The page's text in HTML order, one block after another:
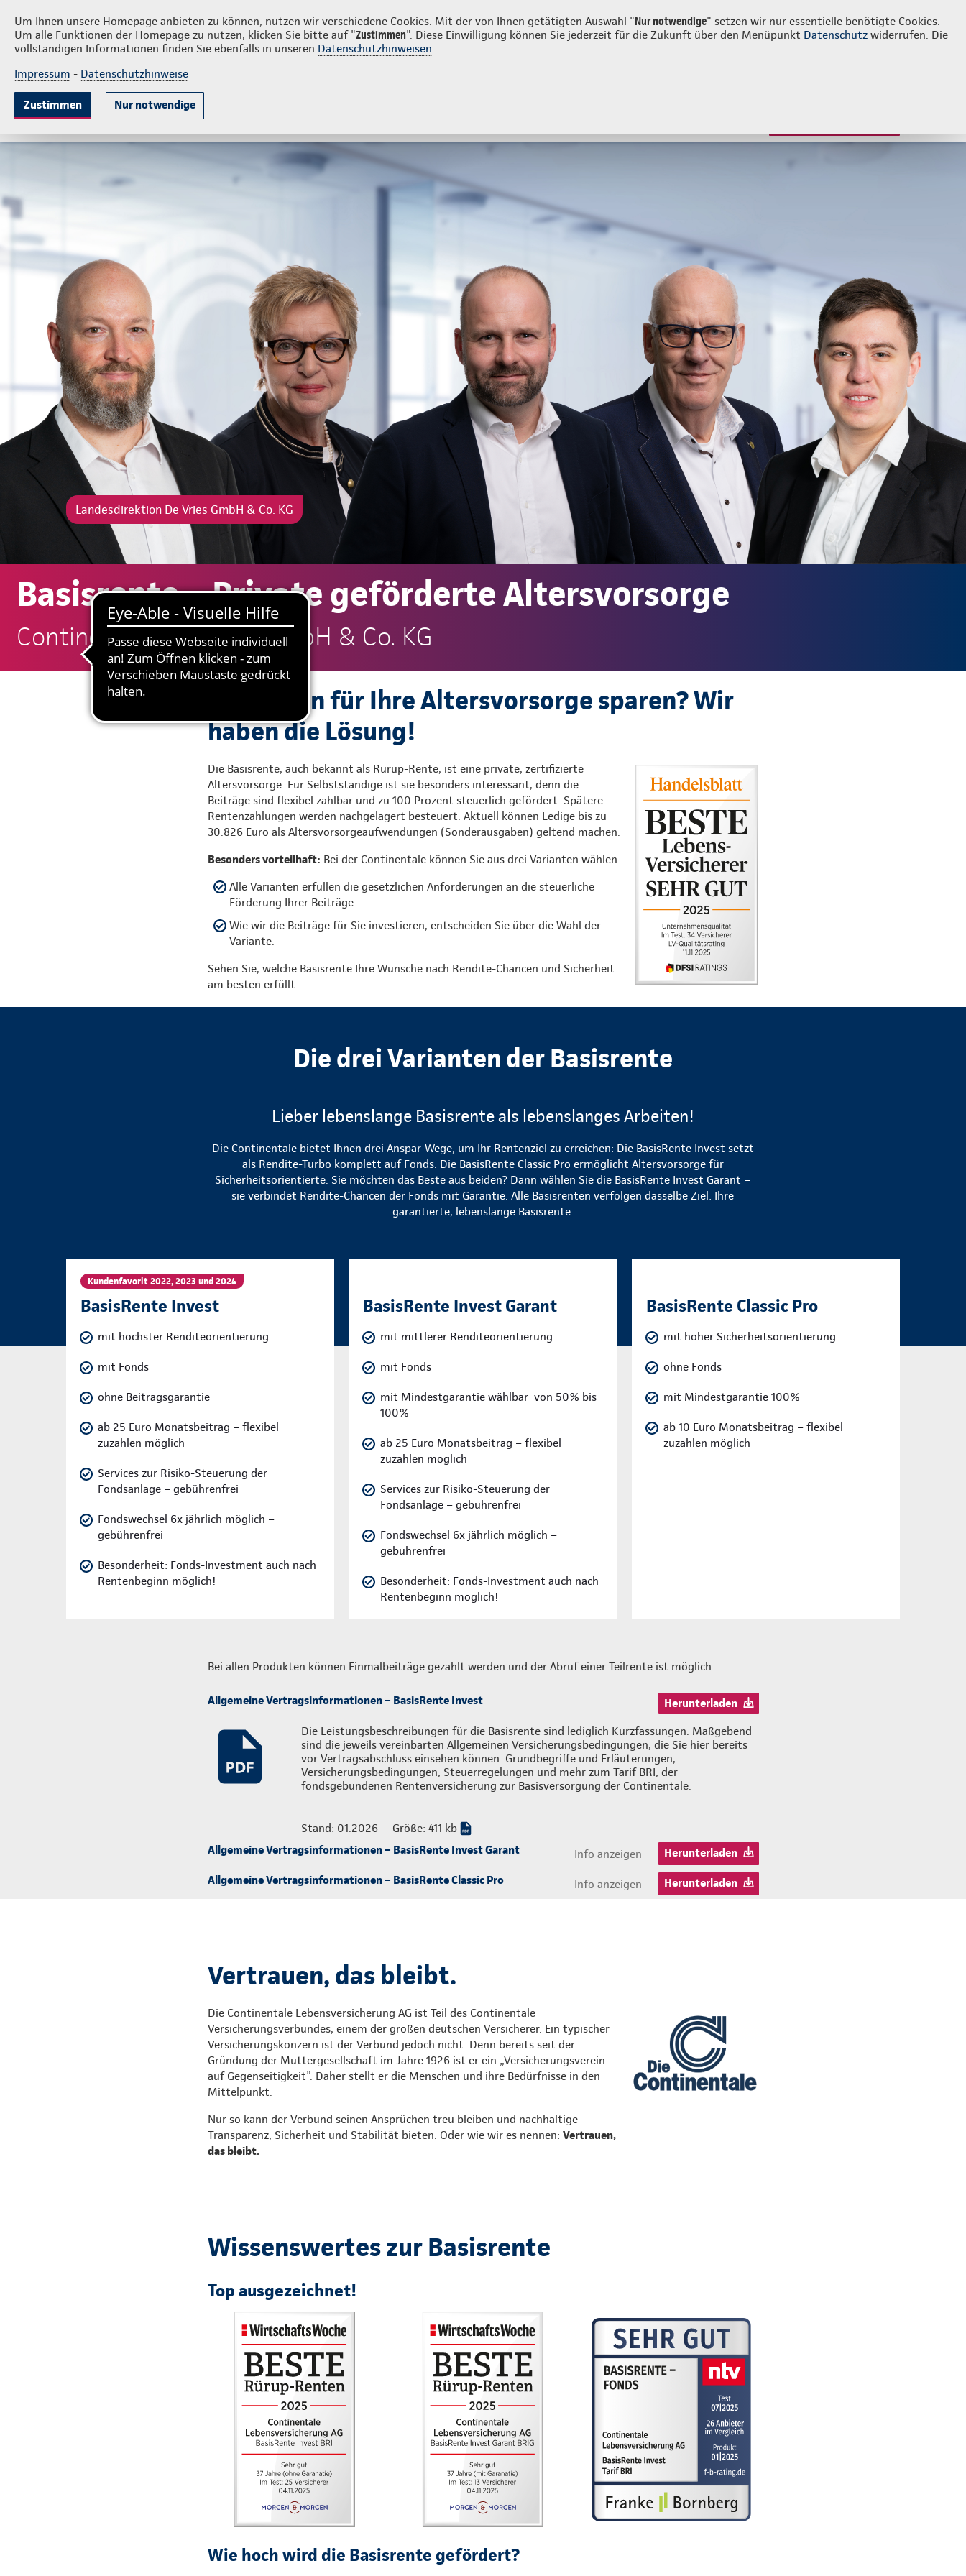
Um Ihnen unsere Homepage anbieten zu können, nutzen wir verschiedene Cookies. Mit der von Ihnen getätigten Auswahl "Nur notwendige" setzen wir nur essentielle benötigte Cookies.
Um alle Funktionen der Homepage zu nutzen, klicken Sie bitte auf "Zustimmen". Diese Einwilligung können Sie jederzeit für die Zukunft über den Menüpunkt Datenschutz widerrufen. Die
vollständigen Informationen finden Sie ebenfalls in unseren Datenschutzhinweisen.
Impressum - Datenschutzhinweise
Zustimmen Nur notwendige
De Vries GmbH & Co. KG PrivatkundenFirmenkunden Login Kontakt 05032 9192560
KrankenversicherungLebensversicherung
Landesdirektion De Vries GmbH & Co. KG
Basisrente – Private geförderte Altersvorsorge
Continentale: De Vries GmbH & Co. KG
Sie wollen für Ihre Altersvorsorge sparen? Wir
haben die Lösung!
Die Basisrente, auch bekannt als Rürup-Rente, ist eine private, zertifizierte
Altersvorsorge. Für Selbstständige ist sie besonders interessant, denn die
Beiträge sind flexibel zahlbar und zu 100 Prozent steuerlich gefördert. Spätere
Rentenzahlungen werden nachgelagert besteuert. Aktuell können Ledige bis zu
30.826 Euro als Altersvorsorgeaufwendungen (Sonderausgaben) geltend machen.
Besonders vorteilhaft: Bei der Continentale können Sie aus drei Varianten wählen.
Alle Varianten erfüllen die gesetzlichen Anforderungen an die steuerliche
Förderung Ihrer Beiträge.
Wie wir die Beiträge für Sie investieren, entscheiden Sie über die Wahl der
Variante.
Sehen Sie, welche Basisrente Ihre Wünsche nach Rendite-Chancen und Sicherheit
am besten erfüllt.
Die drei Varianten der Basisrente
Lieber lebenslange Basisrente als lebenslanges Arbeiten!
Die Continentale bietet Ihnen drei Anspar-Wege, um Ihr Rentenziel zu erreichen: Die BasisRente Invest setzt
als Rendite-Turbo komplett auf Fonds. Die BasisRente Classic Pro ermöglicht Altersvorsorge für
Sicherheitsorientierte. Sie möchten das Beste aus beiden? Dann wählen Sie die BasisRente Invest Garant –
sie verbindet Rendite-Chancen der Fonds mit Garantie. Alle Basisrenten verfolgen dasselbe Ziel: Ihre
garantierte, lebenslange Basisrente.
Kundenfavorit 2022, 2023 und 2024
BasisRente Invest
mit höchster Renditeorientierung
mit Fonds
ohne Beitragsgarantie
ab 25 Euro Monatsbeitrag – flexibel
zuzahlen möglich
Services zur Risiko-Steuerung der
Fondsanlage – gebührenfrei
Fondswechsel 6x jährlich möglich –
gebührenfrei
Besonderheit: Fonds-Investment auch nach
Rentenbeginn möglich!
BasisRente Invest Garant
mit mittlerer Renditeorientierung
mit Fonds
mit Mindestgarantie wählbar von 50% bis
100%
ab 25 Euro Monatsbeitrag – flexibel
zuzahlen möglich
Services zur Risiko-Steuerung der
Fondsanlage – gebührenfrei
Fondswechsel 6x jährlich möglich –
gebührenfrei
Besonderheit: Fonds-Investment auch nach
Rentenbeginn möglich!
BasisRente Classic Pro
mit hoher Sicherheitsorientierung
ohne Fonds
mit Mindestgarantie 100%
ab 10 Euro Monatsbeitrag – flexibel
zuzahlen möglich
Bei allen Produkten können Einmalbeiträge gezahlt werden und der Abruf einer Teilrente ist möglich.
Allgemeine Vertragsinformationen – BasisRente Invest Herunterladen
Die Leistungsbeschreibungen für die Basisrente sind lediglich Kurzfassungen. Maßgebend
sind die jeweils vereinbarten Allgemeinen Versicherungsbedingungen, die Sie hier bereits
vor Vertragsabschluss einsehen können. Grundbegriffe und Erläuterungen,
Versicherungsbedingungen, Steuerregelungen und mehr zum Tarif BRI, der
fondsgebundenen Rentenversicherung zur Basisversorgung der Continentale.
Stand: 01.2026
Größe: 411 kb
Allgemeine Vertragsinformationen – BasisRente Invest Garant
Info anzeigen
Herunterladen
Allgemeine Vertragsinformationen – BasisRente Classic Pro
Info anzeigen Herunterladen
Vertrauen, das bleibt.
Die Continentale Lebensversicherung AG ist Teil des Continentale
Versicherungsverbundes, einem der großen deutschen Versicherer. Ein typischer
Versicherungskonzern ist der Verbund jedoch nicht. Denn bereits seit der
Gründung der Muttergesellschaft im Jahre 1926 ist er ein „Versicherungsverein
auf Gegenseitigkeit”. Daher stellt er die Menschen und ihre Bedürfnisse in den
Mittelpunkt.
Nur so kann der Verbund seinen Ansprüchen treu bleiben und nachhaltige
Transparenz, Sicherheit und Stabilität bieten. Oder wie wir es nennen: Vertrauen,
das bleibt.
Wissenswertes zur Basisrente
Top ausgezeichnet!
Wie hoch wird die Basisrente gefördert?